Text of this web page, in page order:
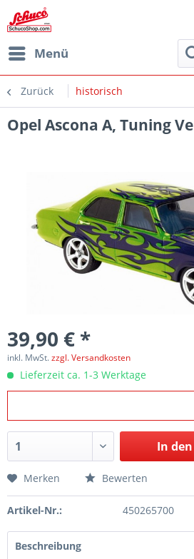
Menü
Zurück historisch
Opel Ascona A, Tuning
39,90 € *
inkl. MwSt.zzgl. Versandkosten
Lieferzeit ca. 1-3 Werktage
In den
Merken Bewerten
Artikel-Nr.: 450265700
Beschreibung